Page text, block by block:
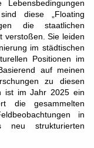
diese „Floating
die staatlichen
verstoßen. Sie leiden
im städtischen
Positionen im
auf meinen
zu diesen
ist im Jahr 2025 ein
die gesammelten
in
neu strukturierten